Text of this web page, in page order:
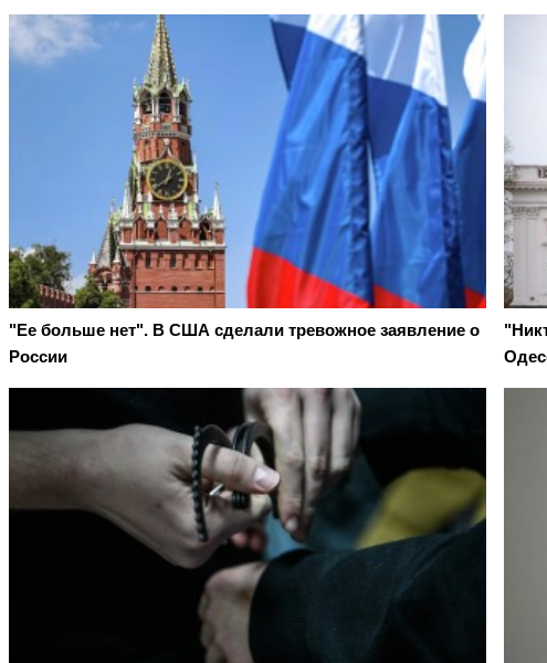
"Ее больше нет". В США сделали тревожное заявление о
России